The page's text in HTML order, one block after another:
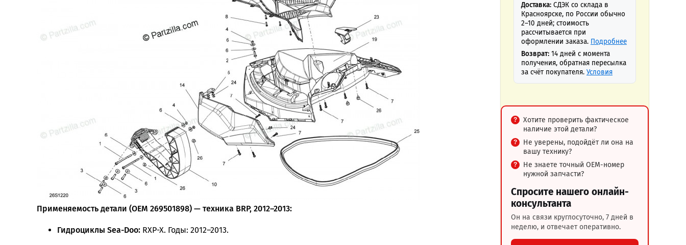
Доставка: СДЭК со склада в
Красноярске, по России обычно
2–10 дней; стоимость
рассчитывается при
оформлении заказа. Подробнее
Возврат: 14 дней с момента
получения, обратная пересылка
за счёт покупателя. Условия
Хотите проверить фактическое
наличие этой детали?
Не уверены, подойдёт ли она на
вашу технику?
Не знаете точный OEM-номер
нужной запчасти?
Спросите нашего онлайн-
консультанта
Он на связи круглосуточно, 7 дней в
неделю, и отвечает оперативно.
Применяемость детали (OEM 269501898) — техника BRP, 2012–2013:
Гидроциклы Sea-Doo: RXP-X. Годы: 2012–2013.